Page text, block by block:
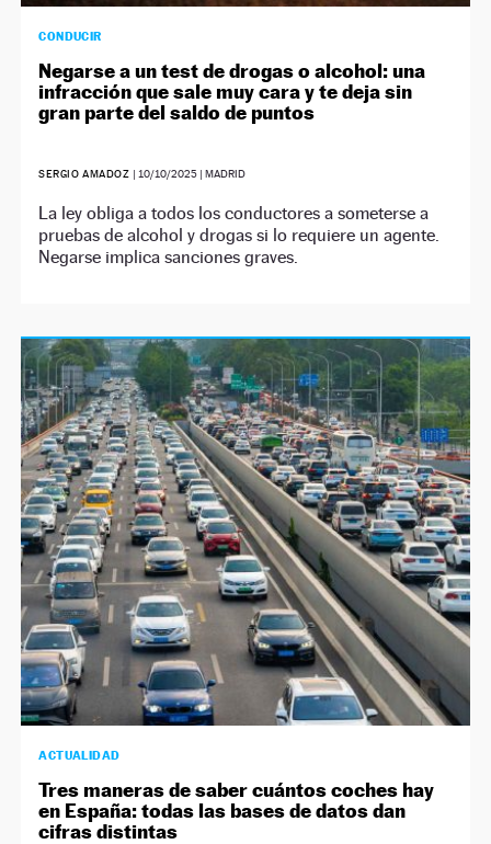
CONDUCIR
Negarse a un test de drogas o alcohol: una
infracción que sale muy cara y te deja sin
gran parte del saldo de puntos
SERGIO AMADOZ | 10/10/2025| MADRID
La ley obliga a todos los conductores a someterse a
pruebas de alcohol y drogas si lo requiere un agente.
Negarse implica sanciones graves.
ACTUALIDAD
Tres maneras de saber cuántos coches hay
en España: todas las bases de datos dan
cifras distintas